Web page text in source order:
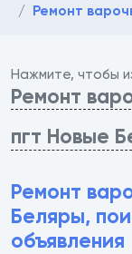
Ремонт
Нажмите, чтобы
Ремонт
пгт Новые
Ремонт
Беляры,
объявления